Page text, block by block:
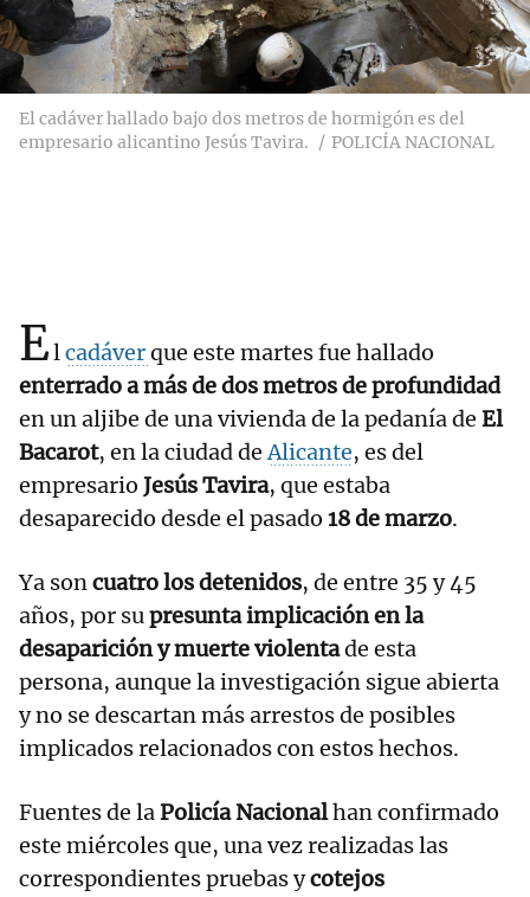
El cadáver hallado bajo dos metros de hormigón es del
empresario alicantino Jesús Tavira.
POLICÍA NACIONAL
Elcadáverque este martes fue hallado
enterrado a más de dos metros de profundidad
en un aljibe de una vivienda de la pedanía de El
Bacarot, en la ciudad deAlicante, es del
empresario Jesús Tavira, que estaba
desaparecido desde el pasado 18 de marzo.
Ya soncuatro los detenidos, de entre 35 y 45
años, por supresunta implicación en la
desaparición y muerte violentade esta
persona, aunque la investigación sigue abierta
y no se descartan más arrestos de posibles
implicados relacionados con estos hechos.
Fuentes de laPolicía Nacionalhan confirmado
este miércoles que, una vez realizadas las
correspondientes pruebas ycotejos